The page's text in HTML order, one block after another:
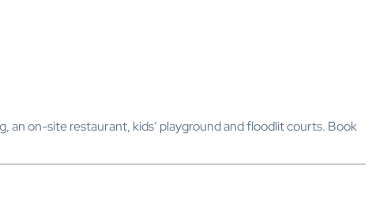
on-site restaurant, kids’ playground and floodlit courts. Book